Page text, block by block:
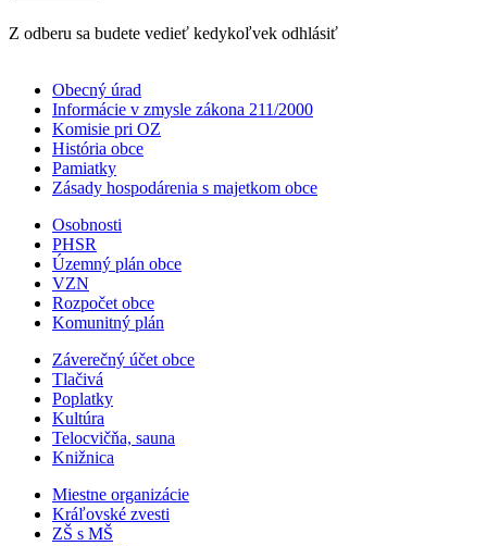
Z odberu sa budete vedieť kedykoľvek odhlásiť
Obecný úrad
Informácie v zmysle zákona 211/2000
Komisie pri OZ
História obce
Pamiatky
Zásady hospodárenia s majetkom obce
Osobnosti
PHSR
Územný plán obce
VZN
Rozpočet obce
Komunitný plán
Záverečný účet obce
Tlačivá
Poplatky
Kultúra
Telocvičňa, sauna
Knižnica
Miestne organizácie
Kráľovské zvesti
ZŠ s MŠ